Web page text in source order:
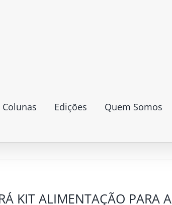
Colunas Edições Quem Somos
KIT ALIMENTAÇÃO PARA